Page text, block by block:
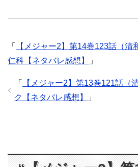
「
【メジャー2】第14巻123話（清
仁科【ネタバレ感想】
」
「
【メジャー2】第13巻121話（
ク【ネタバレ感想】
」